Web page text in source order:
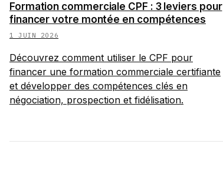
Formation commerciale CPF : 3 leviers pour
financer votre montée en compétences
1 JUIN 2026
Découvrez comment utiliser le CPF pour
financer une formation commerciale certifiante
et développer des compétences clés en
négociation, prospection et fidélisation.